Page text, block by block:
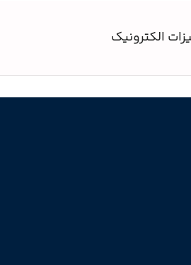
الکترونیک